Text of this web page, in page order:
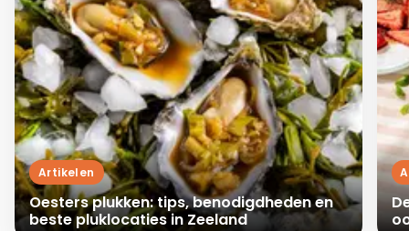
Artikelen
Oesters plukken: tips, benodigdheden en
beste pluklocaties in Zeeland